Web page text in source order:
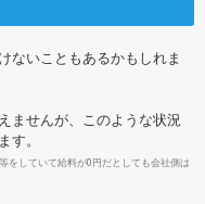
ないこともあるかもしれま
ませんが、このような状況
す。
をしていて給料が0円だとしても会社側は